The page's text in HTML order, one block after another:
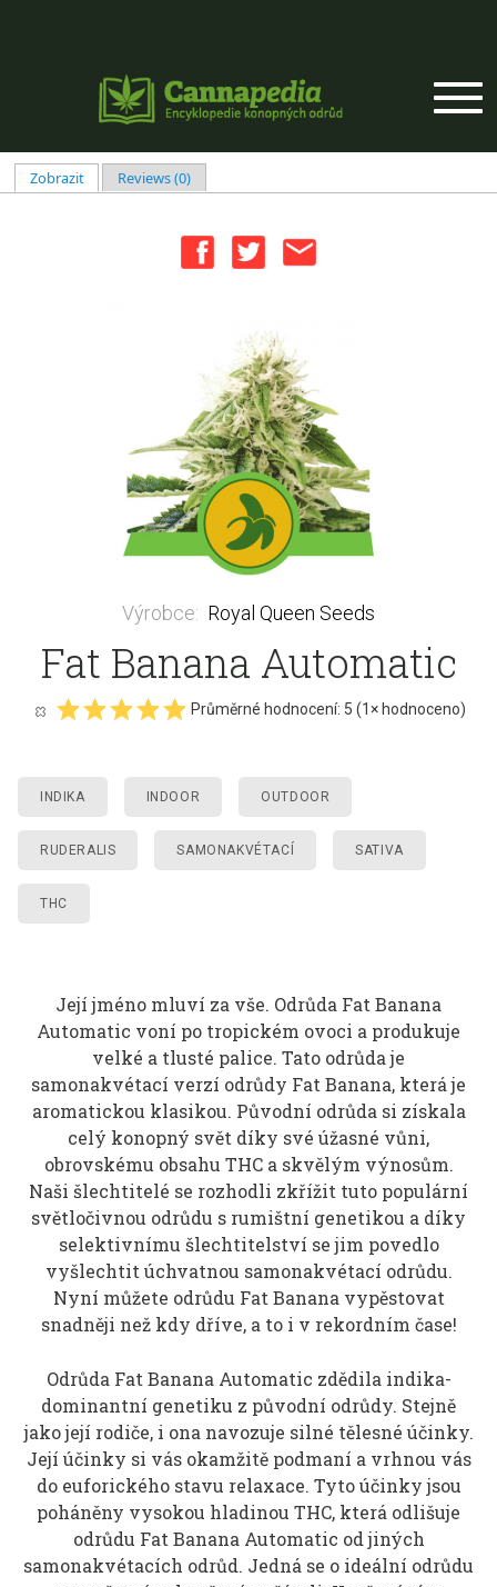
Hlavní záložky
Zobrazit(aktivní záložka)
Reviews (0)
Výrobce: Royal Queen Seeds
Fat Banana Automatic
Průměrné hodnocení: 5 (1× hodnoceno)
INDIKA INDOOR OUTDOOR
RUDERALIS SAMONAKVÉTACÍ SATIVA
THC
Její jméno mluví za vše. Odrůda Fat Banana
Automatic voní po tropickém ovoci a produkuje
velké a tlusté palice. Tato odrůda je
samonakvétací verzí odrůdy Fat Banana, která je
aromatickou klasikou. Původní odrůda si získala
celý konopný svět díky své úžasné vůni,
obrovskému obsahu THC a skvělým výnosům.
Naši šlechtitelé se rozhodli zkřížit tuto populární
světločivnou odrůdu s rumištní genetikou a díky
selektivnímu šlechtitelství se jim povedlo
vyšlechtit úchvatnou samonakvétací odrůdu.
Nyní můžete odrůdu Fat Banana vypěstovat
snadněji než kdy dříve, a to i v rekordním čase!
Odrůda Fat Banana Automatic zdědila indika-
dominantní genetiku z původní odrůdy. Stejně
jako její rodiče, i ona navozuje silné tělesné účinky.
Její účinky si vás okamžitě podmaní a vrhnou vás
do euforického stavu relaxace. Tyto účinky jsou
poháněny vysokou hladinou THC, která odlišuje
odrůdu Fat Banana Automatic od jiných
samonakvétacích odrůd. Jedná se o ideální odrůdu